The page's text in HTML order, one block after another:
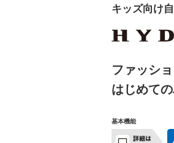
キッズ向け
ファッシ
はじめて
基本機能